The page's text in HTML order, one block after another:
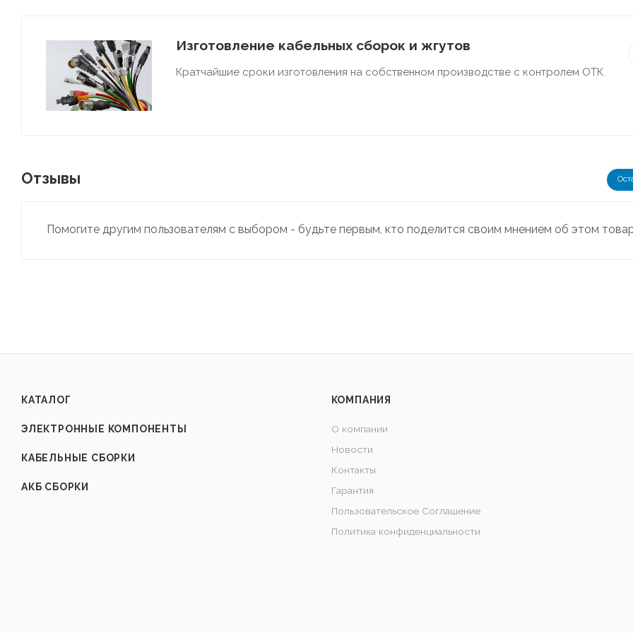
Изготовление кабельных сборок и жгутов
Кратчайшие сроки изготовления на собственном производстве с контролем ОТК.
Отзывы
Помогите другим пользователям с выбором - будьте первым, кто поделится своим мнением об этом
КАТАЛОГ
ЭЛЕКТРОННЫЕ КОМПОНЕНТЫ
КАБЕЛЬНЫЕ СБОРКИ
АКБ СБОРКИ
КОМПАНИЯ
О компании
Новости
Контакты
Гарантия
Пользовательское Соглашение
Политика конфиденциальности